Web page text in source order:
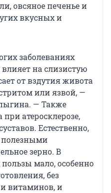
овсяное печенье и
вкусных и
заболеваниях
на слизистую
от вздутия живота
или язвой, —
— Также
атеросклерозе,
Естественно,
полезными
зерно. В
мало, особенно
без
витаминов, и